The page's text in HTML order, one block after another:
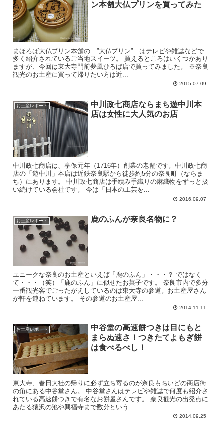
ン本舗大仏プリンを買ってみた
まほろば大仏プリン本舗の ”大仏プリン” はテレビや雑誌などで
多く紹介されているご当地スイーツ。 買えるところはいくつかあり
ますが、今回は東大寺門前夢風ひろば店で買ってみました。 ※奈良
観光のお土産に買って帰りたい方は近...
2015.07.09
お土産レポート
中川政七商店ならまち遊中川本
店は女性に大人気のお店
中川政七商店は、享保元年（1716年）創業の老舗です。中川政七商
店の「遊中川」本店は近鉄奈良駅から徒歩約5分の奈良町（ならま
ち）にあります。 中川政七商店は手績み手織りの麻織物をずっと扱
い続けている会社です。 今は「日本の工芸を...
2016.09.07
お土産レポート 鹿のふんが奈良名物に？
ユニークな奈良のお土産といえば「鹿のふん」・・・？ ではなく
て・・・（笑）「鹿のふん」に似せたお菓子です。 奈良市内で多分
一番観光客でごったがえしているのは東大寺の参道。お土産屋さん
が軒を連ねています。 その参道のお土産屋...
2014.11.11
お土産レポート
中谷堂の高速餅つきは目にもと
まらぬ速さ！つきたてよもぎ餅
は食べるべし！
東大寺、春日大社の帰りに必ず立ち寄るのが奈良もちいどの商店街
の角にある中谷堂さん。 中谷堂さんはテレビや雑誌で何度も紹介さ
れている高速餅つきで有名なお餅屋さんです。 奈良観光の出発点に
あたる猿沢の池や興福寺まで数分という...
2014.09.25